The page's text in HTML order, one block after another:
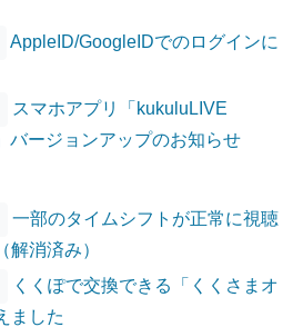
AppleID/GoogleIDでのログインに
スマホアプリ「kukuluLIVE
バージョンアップのお知らせ
一部のタイムシフトが正常に視聴
解消済み）
くくぽで交換できる「くくさまオ
ました